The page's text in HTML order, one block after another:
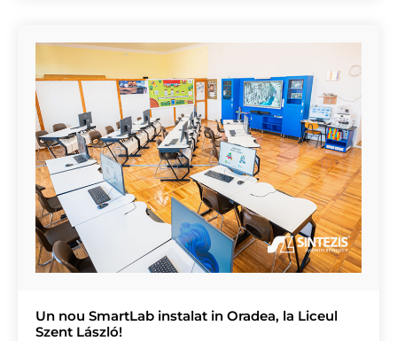
Un nou SmartLab instalat in Oradea, la Liceul
Szent László!